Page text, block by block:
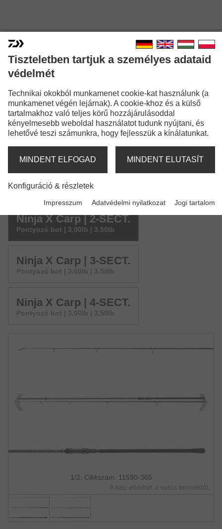
NINJA X CARP
Ninja X Stalker Carp
Pontyozó bot | 2.00lb | 3.00lb
Ninja X Carp | 2-SECT.
Pontyozó bot | 3.00lb | 3.50lb
Ninja X Carp | 3-SECT.
Pontyozó bot | 3.00lb | 3.50lb
Ninja X Carp | 4-SECT.
Pontyozó bot | 3.00lb | 3.50lb
1/2: Cikkszám. 11590-365
A kép eltérhet a valós terméktől.
Tiszteletben tartjuk a személyes adataid
védelmét
Technikai okokból munkamenet cookie-kat használunk (a
munkamenet végén lejárnak). A cookie-khoz és a külső
tartalmakhoz való teljes körű hozzájárulásoddal
kényelmesebb weboldal használatot tudunk nyújtani, és
lehetővé teszi számunkra, hogy fejlesszük a kínálatunkat.
MINDENT ELFOGAD MINDENT ELUTASÍT
Konfiguráció & részletek
Impresszum Adatvédelmi nyilatkozat Jogi tartalom